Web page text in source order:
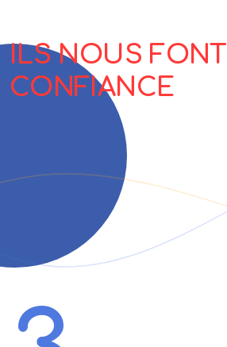
ILS NOUS FONT
CONFIANCE